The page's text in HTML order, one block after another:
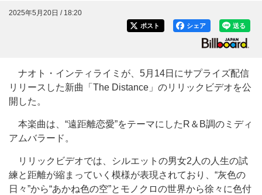
2025年5月20日 / 18:20
送る
シェア
ポスト
ナオト・インティライミが、5月14日にサプライズ配信
リリースした新曲「The Distance」のリリックビデオを公
開した。
本楽曲は、“遠距離恋愛”をテーマにしたR＆B調のミディ
アムバラード。
リリックビデオでは、シルエットの男女2人の人生の試
練と距離が縮まっていく模様が表現されており、“灰色の
日々”から“あかね色の空”とモノクロの世界から徐々に色付